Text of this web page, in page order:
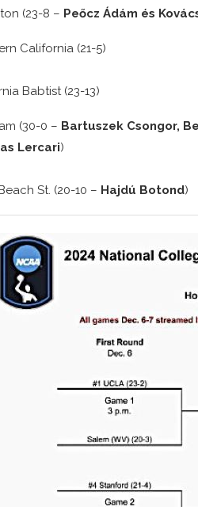
(23-8 – Peőcz Ádám és
California (21-5)
Babtist (23-13)
(30-0 – Bartuszek Csongor,
Lercari)
St. (20-10 – Hajdú Botond)